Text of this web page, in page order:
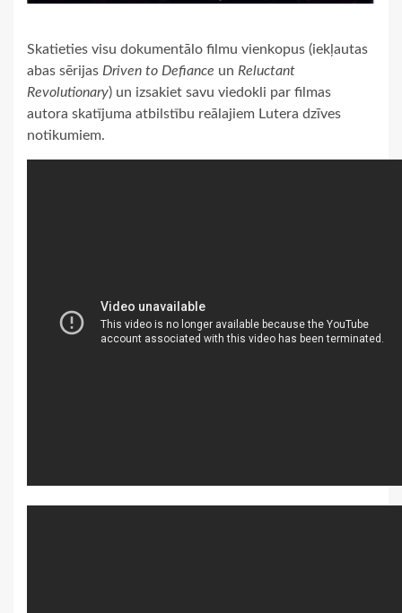
Skatieties visu dokumentālo filmu vienkopus (iekļautas
abas sērijas Driven to Defiance un Reluctant
Revolutionary) un izsakiet savu viedokli par filmas
autora skatījuma atbilstību reālajiem Lutera dzīves
notikumiem.